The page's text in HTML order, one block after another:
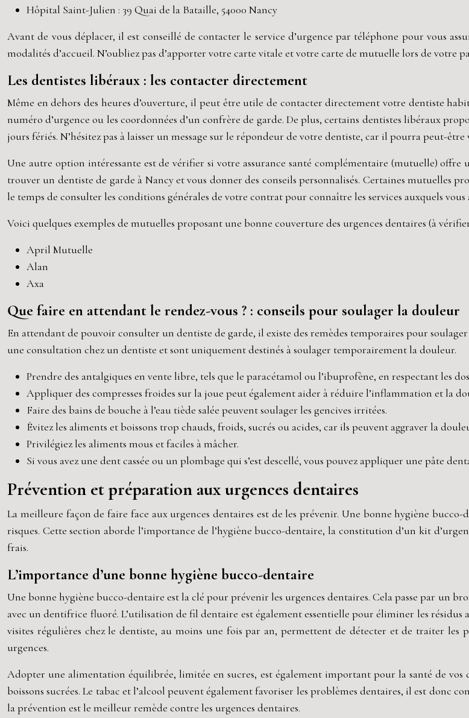
Hôpital Saint-Julien : 39 Quai de la Bataille, 54000 Nancy
Avant de vous déplacer, il est conseillé de contacter le service d’urgence par téléphone pour vous
modalités d’accueil. N’oubliez pas d’apporter votre carte vitale et votre carte de mutuelle lors de votre
Les dentistes libéraux : les contacter directement
Même en dehors des heures d’ouverture, il peut être utile de contacter directement votre dentiste
numéro d’urgence ou les coordonnées d’un confrère de garde. De plus, certains dentistes libéraux
jours fériés. N’hésitez pas à laisser un message sur le répondeur de votre dentiste, car il pourra peut-
Une autre option intéressante est de vérifier si votre assurance santé complémentaire (mutuelle) offre
trouver un dentiste de garde à Nancy et vous donner des conseils personnalisés. Certaines mutuelles
le temps de consulter les conditions générales de votre contrat pour connaître les services auxquels vous
Voici quelques exemples de mutuelles proposant une bonne couverture des urgences dentaires (à
April Mutuelle
Alan
Axa
Que faire en attendant le rendez-vous ? : conseils pour soulager la douleur
En attendant de pouvoir consulter un dentiste de garde, il existe des remèdes temporaires pour
une consultation chez un dentiste et sont uniquement destinés à soulager temporairement la douleur.
Prendre des antalgiques en vente libre, tels que le paracétamol ou l’ibuprofène, en respectant les
Appliquer des compresses froides sur la joue peut également aider à réduire l’inflammation et la
Faire des bains de bouche à l’eau tiède salée peuvent soulager les gencives irritées.
Évitez les aliments et boissons trop chauds, froids, sucrés ou acides, car ils peuvent aggraver la
Privilégiez les aliments mous et faciles à mâcher.
Si vous avez une dent cassée ou un plombage qui s’est descellé, vous pouvez appliquer une pâte
Prévention et préparation aux urgences dentaires
La meilleure façon de faire face aux urgences dentaires est de les prévenir. Une bonne hygiène
risques. Cette section aborde l’importance de l’hygiène bucco-dentaire, la constitution d’un kit
frais.
L’importance d’une bonne hygiène bucco-dentaire
Une bonne hygiène bucco-dentaire est la clé pour prévenir les urgences dentaires. Cela passe par un
avec un dentifrice fluoré. L’utilisation de fil dentaire est également essentielle pour éliminer les résidus
visites régulières chez le dentiste, au moins une fois par an, permettent de détecter et de traiter les
urgences.
Adopter une alimentation équilibrée, limitée en sucres, est également important pour la santé de
boissons sucrées. Le tabac et l’alcool peuvent également favoriser les problèmes dentaires, il est donc
la prévention est le meilleur remède contre les urgences dentaires.